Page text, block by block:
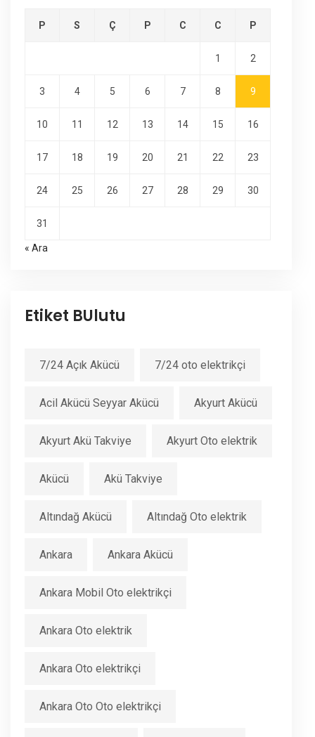
P S Ç P C C P
1 2
3 4 5 6 7 8 9
10 11 12 13 14 15 16
17 18 19 20 21 22 23
24 25 26 27 28 29 30
31
« Ara
Etiket BUlutu
7/24 Açık Akücü 7/24 oto elektrikçi
Acil Akücü Seyyar Akücü Akyurt Akücü
Akyurt Akü Takviye Akyurt Oto elektrik
Akücü Akü Takviye
Altındağ Akücü Altındağ Oto elektrik
Ankara Ankara Akücü
Ankara Mobil Oto elektrikçi
Ankara Oto elektrik
Ankara Oto elektrikçi
Ankara Oto Oto elektrikçi